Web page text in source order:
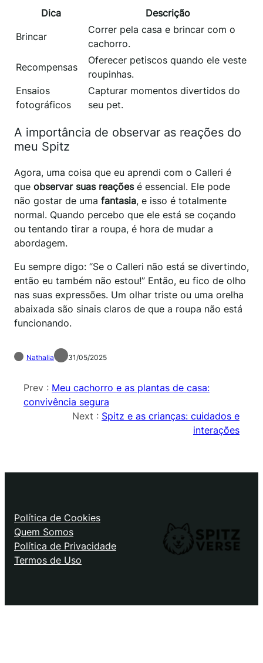
Dica
Descrição
Brincar
Correr pela casa e brincar com o
cachorro.
Recompensas
Oferecer petiscos quando ele veste
roupinhas.
Ensaios
fotográficos
Capturar momentos divertidos do
seu pet.
A importância de observar as reações do
meu Spitz
Agora, uma coisa que eu aprendi com o Calleri é
que observar suas reaçõesé essencial. Ele pode
não gostar de uma fantasia, e isso é totalmente
normal. Quando percebo que ele está se coçando
ou tentando tirar a roupa, é hora de mudar a
abordagem.
Eu sempre digo: “Se o Calleri não está se divertindo,
então eu também não estou!” Então, eu fico de olho
nas suas expressões. Um olhar triste ou uma orelha
abaixada são sinais claros de que a roupa não está
funcionando.
Nathalia 31/05/2025
Prev : Meu cachorro e as plantas de casa:
convivência segura
Next : Spitz e as crianças: cuidados e
interações
Política de Cookies
Quem Somos
Política de Privacidade
Termos de Uso